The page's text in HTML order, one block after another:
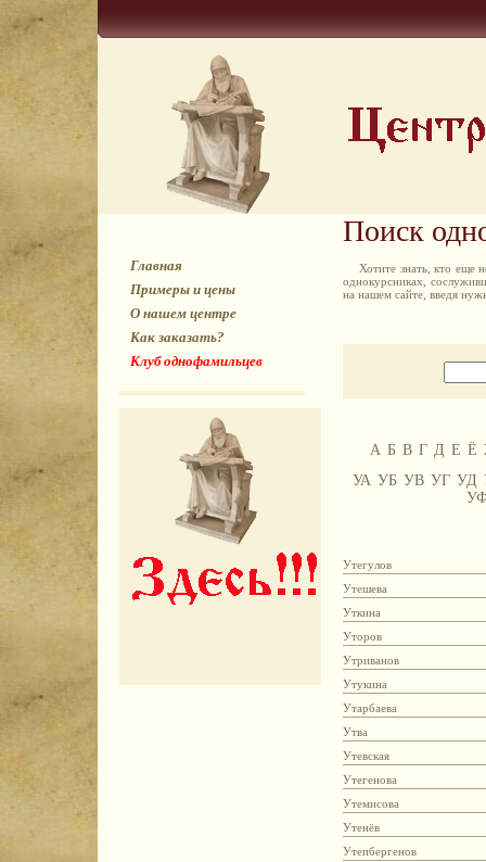
Главная
Примеры и цены
О нашем центре
Как заказать?
Клуб однофамильцев
Поиск
Хотите знать, кто еще
однокурсниках,
на нашем сайте, введя
А Б В Г Д Е Ё
УА УБ УВ УГ УД
Утегулов
Утешева
Уткина
Уторов
Утриванов
Утукина
Утарбаева
Утва
Утевская
Утегенова
Утемисова
Утенёв
Утепбергенов